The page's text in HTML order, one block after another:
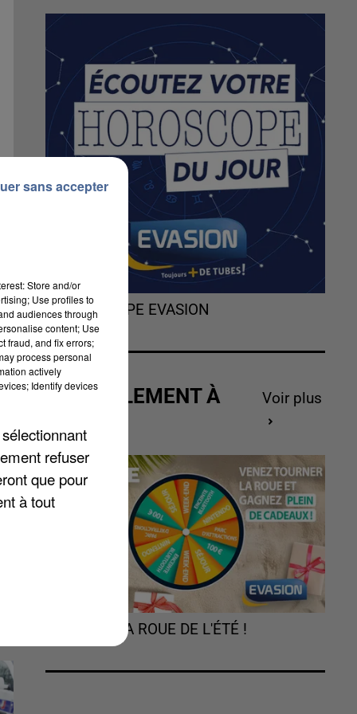
L'HOROSCOPE EVASION
ACTUELLEMENT À
Voir plus
TOURNEZ LA ROUE DE L'ÉTÉ !
Store and/or
Use profiles to
audiences through
content; Use
fraud, and fix errors;
process personal
actively
Identify devices
refuser
que pour
à tout
sans accepter